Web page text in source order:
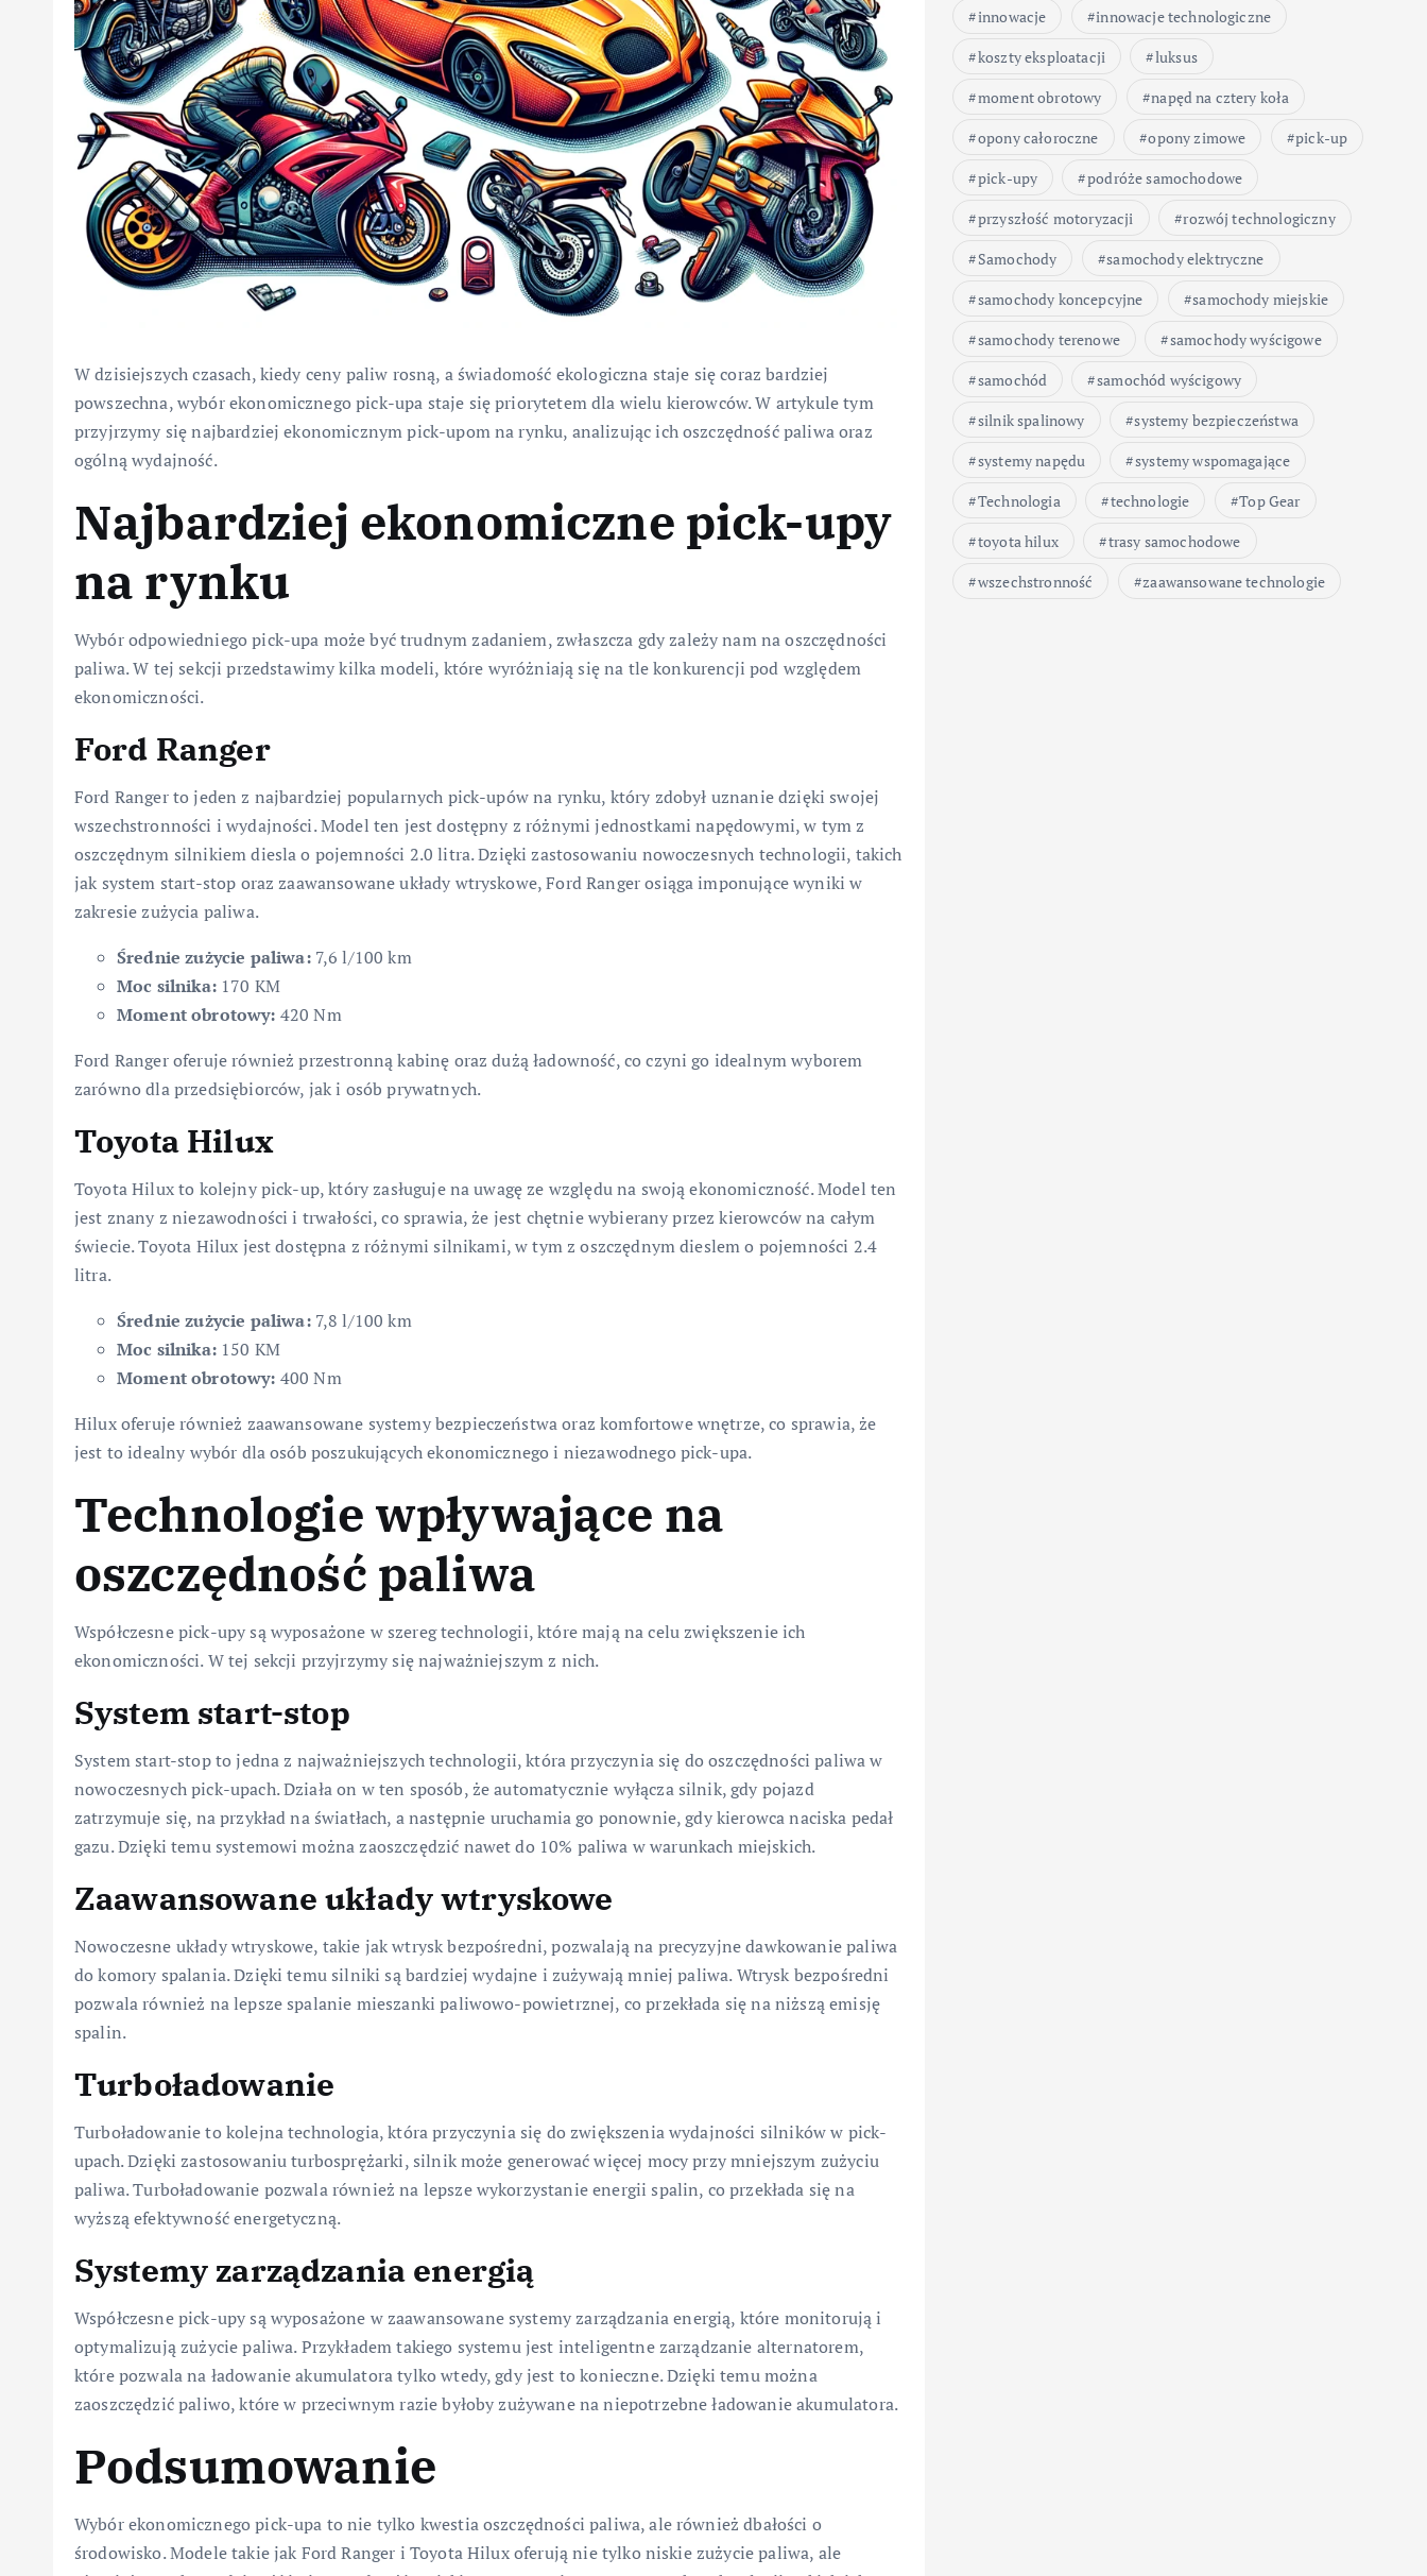
W dzisiejszych czasach, kiedy ceny paliw rosną, a świadomość ekologiczna staje się coraz bardziej
powszechna, wybór ekonomicznego pick-upa staje się priorytetem dla wielu kierowców. W artykule tym
przyjrzymy się najbardziej ekonomicznym pick-upom na rynku, analizując ich oszczędność paliwa oraz
ogólną wydajność.
Najbardziej ekonomiczne pick-upy
na rynku
Wybór odpowiedniego pick-upa może być trudnym zadaniem, zwłaszcza gdy zależy nam na oszczędności
paliwa. W tej sekcji przedstawimy kilka modeli, które wyróżniają się na tle konkurencji pod względem
ekonomiczności.
Ford Ranger
Ford Ranger to jeden z najbardziej popularnych pick-upów na rynku, który zdobył uznanie dzięki swojej
wszechstronności i wydajności. Model ten jest dostępny z różnymi jednostkami napędowymi, w tym z
oszczędnym silnikiem diesla o pojemności 2.0 litra. Dzięki zastosowaniu nowoczesnych technologii, takich
jak system start-stop oraz zaawansowane układy wtryskowe, Ford Ranger osiąga imponujące wyniki w
zakresie zużycia paliwa.
Średnie zużycie paliwa:7,6 l/100 km
Moc silnika:170 KM
Moment obrotowy: 420 Nm
Ford Ranger oferuje również przestronną kabinę oraz dużą ładowność, co czyni go idealnym wyborem
zarówno dla przedsiębiorców, jak i osób prywatnych.
Toyota Hilux
Toyota Hilux to kolejny pick-up, który zasługuje na uwagę ze względu na swoją ekonomiczność. Model ten
jest znany z niezawodności i trwałości, co sprawia, że jest chętnie wybierany przez kierowców na całym
świecie. Toyota Hilux jest dostępna z różnymi silnikami, w tym z oszczędnym dieslem o pojemności 2.4
litra.
Średnie zużycie paliwa:7,8 l/100 km
Moc silnika:150 KM
Moment obrotowy: 400 Nm
Hilux oferuje również zaawansowane systemy bezpieczeństwa oraz komfortowe wnętrze, co sprawia, że
jest to idealny wybór dla osób poszukujących ekonomicznego i niezawodnego pick-upa.
Technologie wpływające na
oszczędność paliwa
Współczesne pick-upy są wyposażone w szereg technologii, które mają na celu zwiększenie ich
ekonomiczności. W tej sekcji przyjrzymy się najważniejszym z nich.
System start-stop
System start-stop to jedna z najważniejszych technologii, która przyczynia się do oszczędności paliwa w
nowoczesnych pick-upach. Działa on w ten sposób, że automatycznie wyłącza silnik, gdy pojazd
zatrzymuje się, na przykład na światłach, a następnie uruchamia go ponownie, gdy kierowca naciska pedał
gazu. Dzięki temu systemowi można zaoszczędzić nawet do 10% paliwa w warunkach miejskich.
Zaawansowane układy wtryskowe
Nowoczesne układy wtryskowe, takie jak wtrysk bezpośredni, pozwalają na precyzyjne dawkowanie paliwa
do komory spalania. Dzięki temu silniki są bardziej wydajne i zużywają mniej paliwa. Wtrysk bezpośredni
pozwala również na lepsze spalanie mieszanki paliwowo-powietrznej, co przekłada się na niższą emisję
spalin.
Turboładowanie
Turboładowanie to kolejna technologia, która przyczynia się do zwiększenia wydajności silników w pick-
upach. Dzięki zastosowaniu turbosprężarki, silnik może generować więcej mocy przy mniejszym zużyciu
paliwa. Turboładowanie pozwala również na lepsze wykorzystanie energii spalin, co przekłada się na
wyższą efektywność energetyczną.
Systemy zarządzania energią
Współczesne pick-upy są wyposażone w zaawansowane systemy zarządzania energią, które monitorują i
optymalizują zużycie paliwa. Przykładem takiego systemu jest inteligentne zarządzanie alternatorem,
które pozwala na ładowanie akumulatora tylko wtedy, gdy jest to konieczne. Dzięki temu można
zaoszczędzić paliwo, które w przeciwnym razie byłoby zużywane na niepotrzebne ładowanie akumulatora.
Podsumowanie
Wybór ekonomicznego pick-upa to nie tylko kwestia oszczędności paliwa, ale również dbałości o
środowisko. Modele takie jak Ford Ranger i Toyota Hilux oferują nie tylko niskie zużycie paliwa, ale
innowacje
innowacje technologiczne
koszty eksploatacji
luksus
moment obrotowy
napęd na cztery koła
opony całoroczne
opony zimowe
pick-up
pick-upy
podróże samochodowe
przyszłość motoryzacji
rozwój technologiczny
Samochody
samochody elektryczne
samochody koncepcyjne
samochody miejskie
samochody terenowe
samochody wyścigowe
samochód
samochód wyścigowy
silnik spalinowy
systemy bezpieczeństwa
systemy napędu
systemy wspomagające
Technologia
technologie
Top Gear
toyota hilux
trasy samochodowe
wszechstronność
zaawansowane technologie